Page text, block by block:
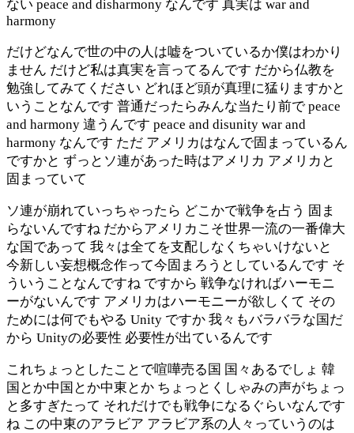
ない peace and disharmony なんです 真実は war and
harmony
だけどなんで世の中の人は嘘をついているか僕はわかり
ません だけど私は真実を言ってるんです だから仏教を
勉強してみてください どれほど頭が真理に猛りますかと
いうことなんです 普通だったらみんな当たり前で peace
and harmony 違うんです peace and disunity war and
harmony なんです ただ アメリカはなんで固まっているん
ですかと ずっとソ連があった時はアメリカ アメリカと
固まっていて
ソ連が崩れていっちゃったら どこかで戦争を占う 固ま
らないんですね だからアメリカこそ世界一流の一番偉大
な国であって 我々は全てを支配しなくちゃいけないと
今新しい妄想概念作って今固まろうとしているんです そ
ういうことなんですね ですから 戦争なければハーモニ
ーがないんです アメリカはハーモニーが欲しくて その
ためには何でもやる Unity ですか 我々もバラバラな国だ
から Unityの必要性 必要性が出ているんです
これちょっとしたことで喧嘩売る国 国々あるでしょ 韓
国とか中国とか中東とか ちょっとくしゃみの声がちょっ
と多すぎたって それだけでも戦争になるぐらいなんです
ね この中東のアラビア アラビア系の人々っていうのは